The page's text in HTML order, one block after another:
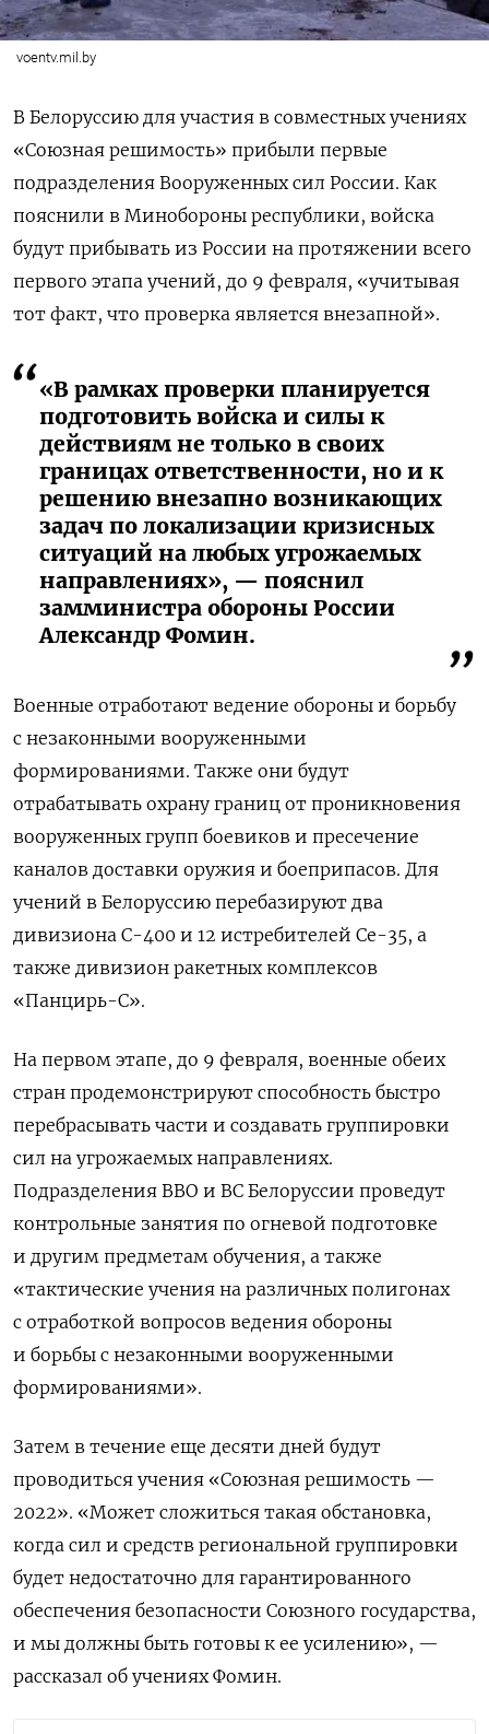
voentv.mil.by
В Белоруссию для участия в совместных учениях
«Союзная решимость» прибыли первые
подразделения Вооруженных сил России. Как
пояснили в Минобороны республики, войска
будут прибывать из России на протяжении всего
первого этапа учений, до 9 февраля, «учитывая
тот факт, что проверка является внезапной».
«В рамках проверки планируется
подготовить войска и силы к
действиям не только в своих
границах ответственности, но и к
решению внезапно возникающих
задач по локализации кризисных
ситуаций на любых угрожаемых
направлениях», — пояснил
замминистра обороны России
Александр Фомин.
Военные отработают ведение обороны и борьбу
с незаконными вооруженными
формированиями. Также они будут
отрабатывать охрану границ от проникновения
вооруженных групп боевиков и пресечение
каналов доставки оружия и боеприпасов. Для
учений в Белоруссию перебазируют два
дивизиона С-400 и 12 истребителей Сe-35, а
также дивизион ракетных комплексов
«Панцирь-С».
На первом этапе, до 9 февраля, военные обеих
стран продемонстрируют способность быстро
перебрасывать части и создавать группировки
сил на угрожаемых направлениях.
Подразделения ВВО и ВС Белоруссии проведут
контрольные занятия по огневой подготовке
и другим предметам обучения, а также
«тактические учения на различных полигонах
с отработкой вопросов ведения обороны
и борьбы с незаконными вооруженными
формированиями».
Затем в течение еще десяти дней будут
проводиться учения «Союзная решимость —
2022». «Может сложиться такая обстановка,
когда сил и средств региональной группировки
будет недостаточно для гарантированного
обеспечения безопасности Союзного государства,
и мы должны быть готовы к ее усилению», —
рассказал об учениях Фомин.